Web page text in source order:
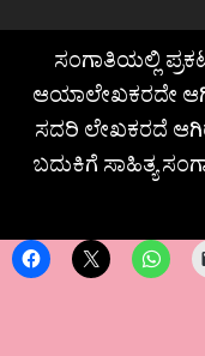
ಸಂಗಾತಿಯಲ್ಲಿ
ಆಯಾಲೇಖಕರದೇ
ಸದರಿ ಲೇಖಕರದೆ
ಬದುಕಿಗೆ ಸಾಹಿತ್ಯ